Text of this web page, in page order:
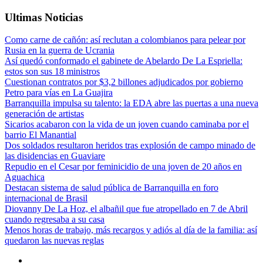
Ultimas Noticias
Como carne de cañón: así reclutan a colombianos para pelear por
Rusia en la guerra de Ucrania
Así quedó conformado el gabinete de Abelardo De La Espriella:
estos son sus 18 ministros
Cuestionan contratos por $3,2 billones adjudicados por gobierno
Petro para vías en La Guajira
Barranquilla impulsa su talento: la EDA abre las puertas a una nueva
generación de artistas
Sicarios acabaron con la vida de un joven cuando caminaba por el
barrio El Manantial
Dos soldados resultaron heridos tras explosión de campo minado de
las disidencias en Guaviare
Repudio en el Cesar por feminicidio de una joven de 20 años en
Aguachica
Destacan sistema de salud pública de Barranquilla en foro
internacional de Brasil
Diovanny De La Hoz, el albañil que fue atropellado en 7 de Abril
cuando regresaba a su casa
Menos horas de trabajo, más recargos y adiós al día de la familia: así
quedaron las nuevas reglas